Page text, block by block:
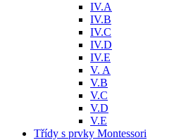
IV.A
IV.B
IV.C
IV.D
IV.E
V. A
V.B
V.C
V.D
V.E
Třídy s prvky Montessori